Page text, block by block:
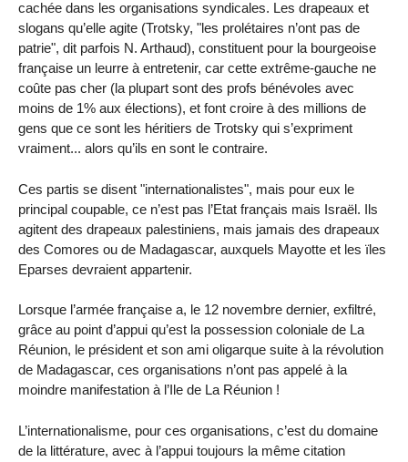
cachée dans les organisations syndicales. Les drapeaux et
slogans qu’elle agite (Trotsky, "les prolétaires n’ont pas de
patrie", dit parfois N. Arthaud), constituent pour la bourgeoise
française un leurre à entretenir, car cette extrême-gauche ne
coûte pas cher (la plupart sont des profs bénévoles avec
moins de 1% aux élections), et font croire à des millions de
gens que ce sont les héritiers de Trotsky qui s’expriment
vraiment... alors qu’ils en sont le contraire.
Ces partis se disent "internationalistes", mais pour eux le
principal coupable, ce n’est pas l’Etat français mais Israël. Ils
agitent des drapeaux palestiniens, mais jamais des drapeaux
des Comores ou de Madagascar, auxquels Mayotte et les ïles
Eparses devraient appartenir.
Lorsque l’armée française a, le 12 novembre dernier, exfiltré,
grâce au point d’appui qu’est la possession coloniale de La
Réunion, le président et son ami oligarque suite à la révolution
de Madagascar, ces organisations n’ont pas appelé à la
moindre manifestation à l’Ile de La Réunion !
L’internationalisme, pour ces organisations, c’est du domaine
de la littérature, avec à l’appui toujours la même citation